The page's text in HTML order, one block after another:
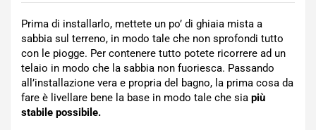
Prima di installarlo, mettete un po’ di ghiaia mista a
sabbia sul terreno, in modo tale che non sprofondi tutto
con le piogge. Per contenere tutto potete ricorrere ad un
telaio in modo che la sabbia non fuoriesca. Passando
all’installazione vera e propria del bagno, la prima cosa da
fare è livellare bene la base in modo tale che sia più
stabile possibile.